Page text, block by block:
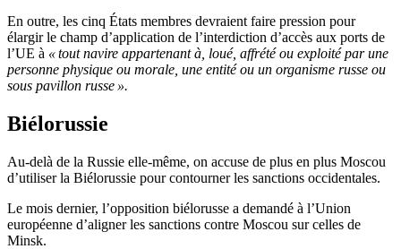
En outre, les cinq États membres devraient faire pression pour
élargir le champ d’application de l’interdiction d’accès aux ports de
l’UE à « tout navire appartenant à, loué, affrété ou exploité par une
personne physique ou morale, une entité ou un organisme russe ou
sous pavillon russe ».
Biélorussie
Au-delà de la Russie elle-même, on accuse de plus en plus Moscou
d’utiliser la Biélorussie pour contourner les sanctions occidentales.
Le mois dernier, l’opposition biélorusse a demandé à l’Union
européenne d’aligner les sanctions contre Moscou sur celles de
Minsk.